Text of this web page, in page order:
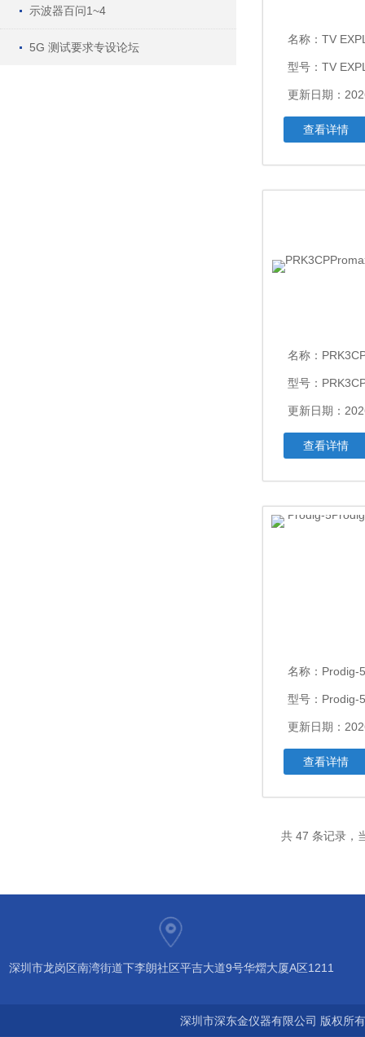
示波器百问1~4
5G 测试要求专设论坛
名称： TV EXPLORER HD
型号：TV
更新日期：
查看详情
名称：
型号：
更新日期：
查看详情
名称： Prodig-
型号：Prodig-5
更新日期：
查看详情
共 47 条记录
深圳市龙岗区南湾街道下李朗社区平吉大道9号华熠大厦A区1211
深圳市深东金仪器有限公司 版权所